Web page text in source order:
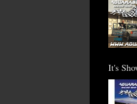
It's